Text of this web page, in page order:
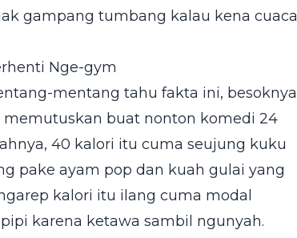
gampang tumbang kalau kena cuaca
Nge-gym
mentang tahu fakta ini, besoknya
buat nonton komedi 24
40 kalori itu cuma seujung kuku
pake ayam pop dan kuah gulai yang
kalori itu ilang cuma modal
karena ketawa sambil ngunyah.